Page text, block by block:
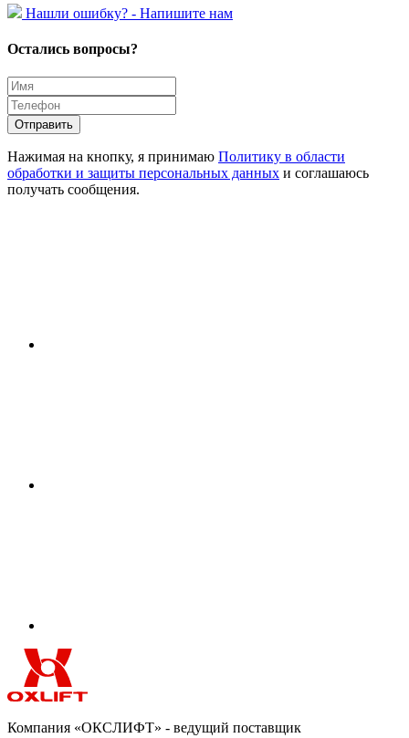
Hашли ошибку? - Напишите нам
Остались вопросы?
Отправить
Нажимая на кнопку, я принимаю Политику в области
обработки и защиты персональных данных и соглашаюсь
получать сообщения.
Компания «ОКСЛИФТ» - ведущий поставщик